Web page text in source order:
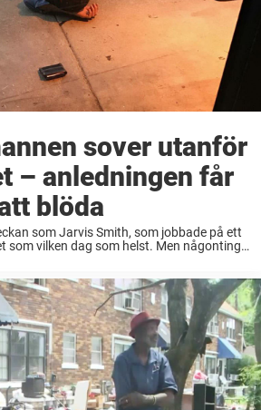
sover utanför
– anledningen får
blöda
som Jarvis Smith, som jobbade på ett
som vilken dag som helst. Men någonting